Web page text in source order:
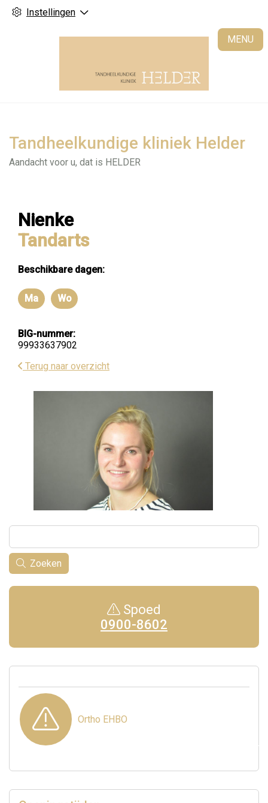
Instellingen
MENU
Tandheelkundige kliniek Helder
Aandacht voor u, dat is HELDER
Nienke
Tandarts
Beschikbare dagen:
Maandag
Ma Woensdag
Wo
BIG-nummer:
99933637902
Terug naar overzicht
Zoeken
Spoed
0900-8602
Ortho EHBO